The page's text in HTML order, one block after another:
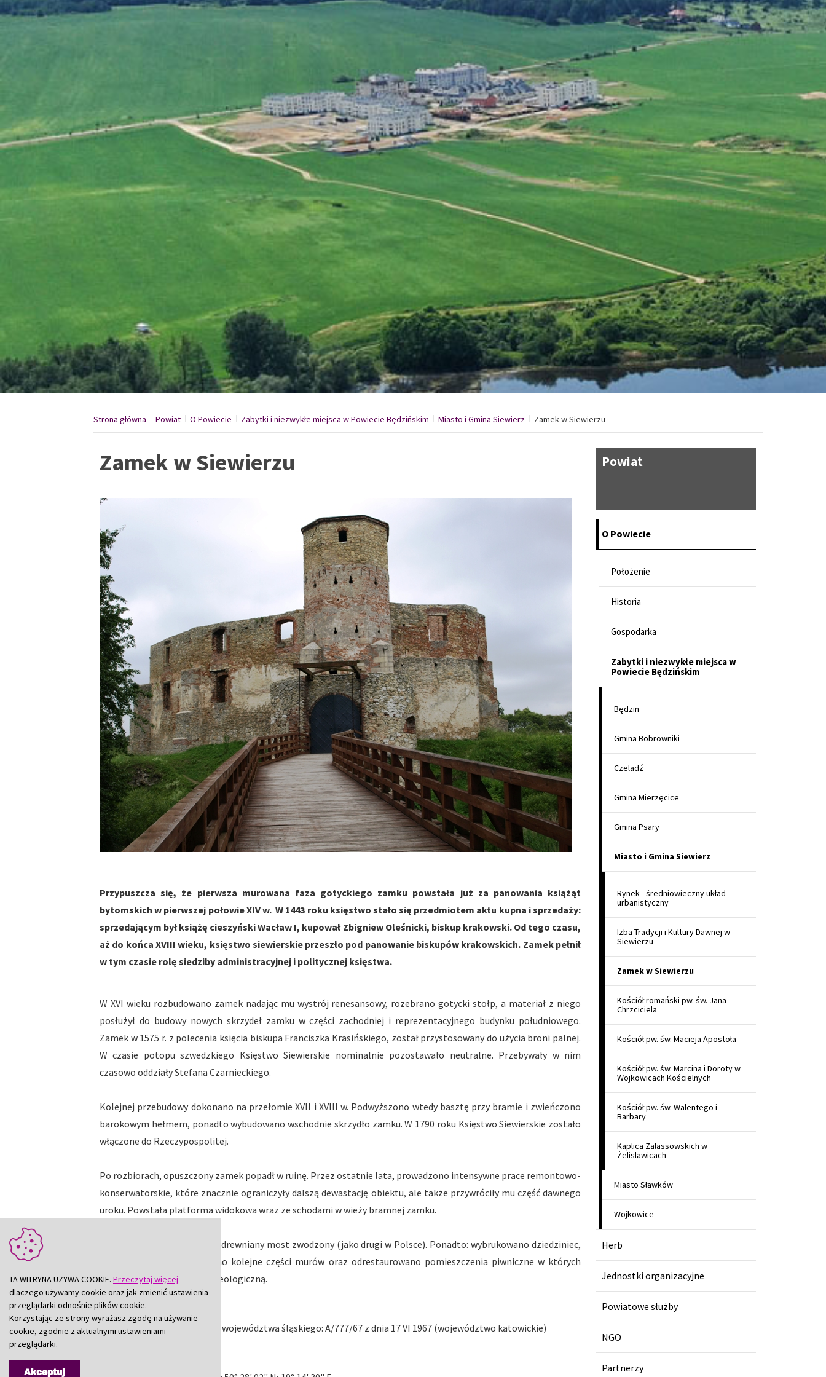
TA WITRYNA UŻYWA COOKIE. Przeczytaj więcej
dlaczego używamy cookie oraz jak zmienić ustawienia
przeglądarki odnośnie plików cookie.
Korzystając ze strony wyrażasz zgodę na używanie
cookie, zgodnie z aktualnymi ustawieniami
przeglądarki.
Akceptuj
Strona główna /
Powiat /
O Powiecie /
Zabytki i niezwykłe miejsca w Powiecie Będzińskim /
Miasto i Gmina Siewierz /
Zamek w Siewierzu
Zamek w Siewierzu
Przypuszcza się, że pierwsza murowana faza gotyckiego zamku powstała już za panowania książąt
bytomskich w pierwszej połowie XIV w. W 1443 roku księstwo stało się przedmiotem aktu kupna i sprzedaży:
sprzedającym był książę cieszyński Wacław I, kupował Zbigniew Oleśnicki, biskup krakowski. Od tego czasu,
aż do końca XVIII wieku, księstwo siewierskie przeszło pod panowanie biskupów krakowskich. Zamek pełnił
w tym czasie rolę siedziby administracyjnej i politycznej księstwa.
W XVI wieku rozbudowano zamek nadając mu wystrój renesansowy, rozebrano gotycki stołp, a materiał z niego
posłużył do budowy nowych skrzydeł zamku w części zachodniej i reprezentacyjnego budynku południowego.
Zamek w 1575 r. z polecenia księcia biskupa Franciszka Krasińskiego, został przystosowany do użycia broni palnej.
W czasie potopu szwedzkiego Księstwo Siewierskie nominalnie pozostawało neutralne. Przebywały w nim
czasowo oddziały Stefana Czarnieckiego.
Kolejnej przebudowy dokonano na przełomie XVII i XVIII w. Podwyższono wtedy basztę przy bramie i zwieńczono
barokowym hełmem, ponadto wybudowano wschodnie skrzydło zamku. W 1790 roku Księstwo Siewierskie zostało
włączone do Rzeczypospolitej.
Po rozbiorach, opuszczony zamek popadł w ruinę. Przez ostatnie lata, prowadzono intensywne prace remontowo-
konserwatorskie, które znacznie ograniczyły dalszą dewastację obiektu, ale także przywróciły mu część dawnego
uroku. Powstała platforma widokowa wraz ze schodami w wieży bramnej zamku.
Zrekonstruowano działający drewniany most zwodzony (jako drugi w Polsce). Ponadto: wybrukowano dziedziniec,
odbudowano i zabezpieczono kolejne części murów oraz odrestaurowano pomieszczenia piwniczne w których
usytuowano ekspozycję archeologiczną.
Obiekt w rejestrze zabytków województwa śląskiego: A/777/67 z dnia 17 VI 1967 (województwo katowickie)
Powiat
O Powiecie
Położenie
Historia
Gospodarka
Zabytki i niezwykłe miejsca w
Powiecie Będzińskim
Będzin
Gmina Bobrowniki
Czeladź
Gmina Mierzęcice
Gmina Psary
Miasto i Gmina Siewierz
Rynek - średniowieczny układ
urbanistyczny
Izba Tradycji i Kultury Dawnej w
Siewierzu
Zamek w Siewierzu
Kościół romański pw. św. Jana
Chrzciciela
Kościół pw. św. Macieja Apostoła
Kościół pw. św. Marcina i Doroty w
Wojkowicach Kościelnych
Kościół pw. św. Walentego i
Barbary
Kaplica Zalassowskich w
Żelislawicach
Miasto Sławków
Wojkowice
Herb
Jednostki organizacyjne
Powiatowe służby
NGO
Partnerzy